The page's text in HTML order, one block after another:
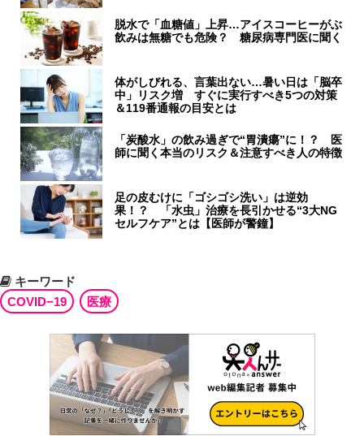
脱水で「血糖値」上昇…アイスコーヒーがぶ
飲みは無糖でも危険？ 糖尿病専門医に聞く
体がしびれる、言葉出ない…暑い日は「脳卒
中」リスク増 すぐに実行すべき5つの対策
＆119番通報の目安とは
「炭酸水」の飲み過ぎで“胃潰瘍”に！？ 医
師に聞く本当のリスク＆注意すべき人の特徴
足の皮むけに「ゴシゴシ洗い」は逆効
果！？ 「水虫」治療を長引かせる“3大NG
セルフケア”とは【医師が警鐘】
キーワード
COVID−19
医療